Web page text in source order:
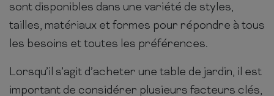
sont disponibles dans une variété de styles,
tailles, matériaux et formes pour répondre à tous
les besoins et toutes les préférences.
Lorsqu’il s’agit d’acheter une table de jardin, il est
important de considérer plusieurs facteurs clés,